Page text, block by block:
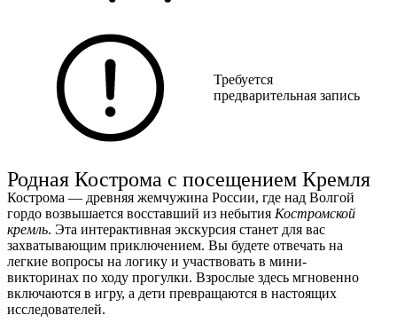
Требуется
предварительная запись
Родная Кострома с посещением Кремля
Кострома — древняя жемчужина России, где над Волгой
гордо возвышается восставший из небытия Костромской
кремль. Эта интерактивная экскурсия станет для вас
захватывающим приключением. Вы будете отвечать на
легкие вопросы на логику и участвовать в мини-
викторинах по ходу прогулки. Взрослые здесь мгновенно
включаются в игру, а дети превращаются в настоящих
исследователей.